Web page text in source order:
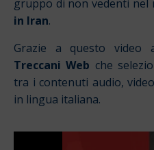
gruppo di non vedenti
in Iran.
Grazie a questo video
Treccani Web che
tra i contenuti audio,
in lingua italiana.